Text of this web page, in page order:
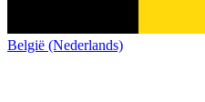
België (Nederlands)